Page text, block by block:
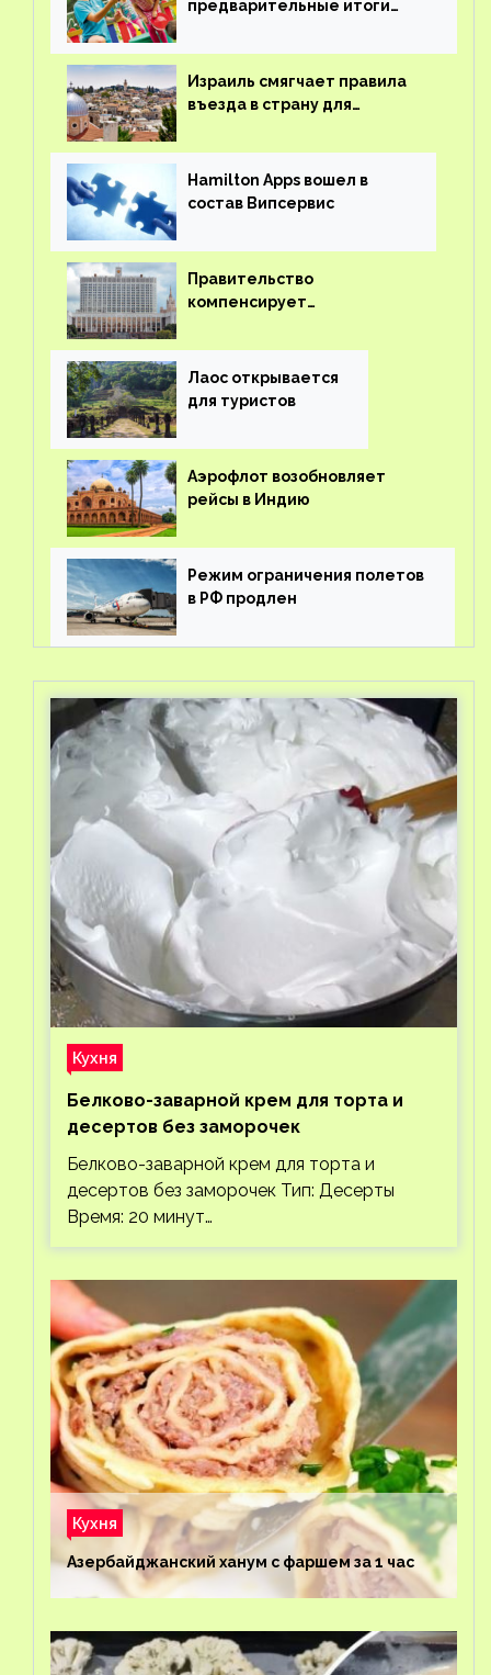
предварительные итоги
Израиль смягчает правила
въезда в страну для
Hamilton Apps вошел в
состав Випсервис
Правительство
компенсирует
вывоз россиян из-за рубежа
Лаос открывается
для туристов
Аэрофлот возобновляет
рейсы в Индию
Режим ограничения полетов
в РФ продлен
Кухня
Белково-заварной крем для торта и
десертов без заморочек
Белково-заварной крем для торта и
десертов без заморочек Тип: Десерты
Время: 20 минут…
Кухня
Азербайджанский ханум с фаршем за 1 час